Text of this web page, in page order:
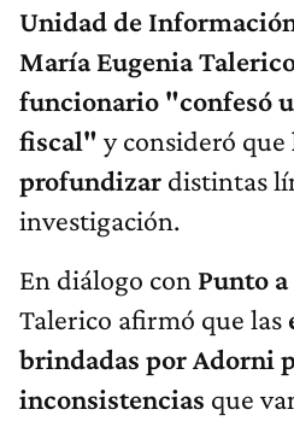
Unidad de
María Eugenia
funcionario "confesó
fiscal" y consideró que
profundizar distintas
investigación.
En diálogo con Punto
Talerico afirmó que las
brindadas por Adorni
inconsistencias que